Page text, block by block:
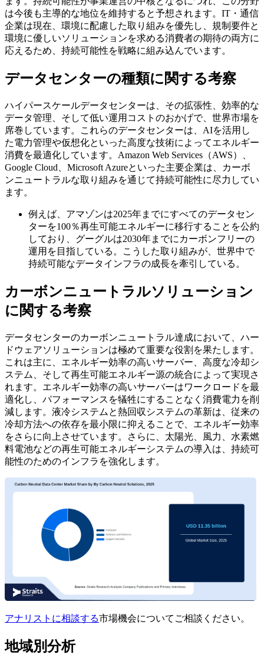
は今後も主導的な地位を維持すると予想されます。IT・通信
企業は現在、環境に配慮した取り組みを優先し、規制要件と
環境に優しいソリューションを求める消費者の期待の両方に
応えるため、持続可能性を戦略に組み込んでいます。
データセンターの種類に関する考察
ハイパースケールデータセンターは、その拡張性、効率的な
データ管理、そして低い運用コストのおかげで、世界市場を
席巻しています。これらのデータセンターは、AIを活用し
た電力管理や仮想化といった高度な技術によってエネルギー
消費を最適化しています。Amazon Web Services（AWS）、
Google Cloud、Microsoft Azureといった主要企業は、カーボ
ンニュートラルな取り組みを通じて持続可能性に尽力してい
ます。
例えば、アマゾンは2025年までにすべてのデータセン
ターを100％再生可能エネルギーに移行することを公約
しており、グーグルは2030年までにカーボンフリーの
運用を目指している。こうした取り組みが、世界中で
持続可能なデータインフラの成長を牽引している。
カーボンニュートラルソリューション
に関する考察
データセンターのカーボンニュートラル達成において、ハー
ドウェアソリューションは極めて重要な役割を果たします。
これは主に、エネルギー効率の高いサーバー、高度な冷却シ
ステム、そして再生可能エネルギー源の統合によって実現さ
れます。エネルギー効率の高いサーバーはワークロードを最
適化し、パフォーマンスを犠牲にすることなく消費電力を削
減します。液冷システムと熱回収システムの革新は、従来の
冷却方法への依存を最小限に抑えることで、エネルギー効率
をさらに向上させています。さらに、太陽光、風力、水素燃
料電池などの再生可能エネルギーシステムの導入は、持続可
能性のためのインフラを強化します。
アナリストに相談する市場機会についてご相談ください。
地域別分析